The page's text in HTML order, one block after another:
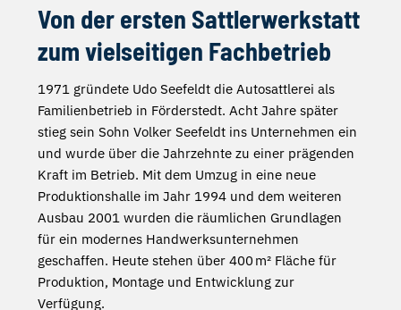
Von der ersten Sattlerwerkstatt
zum vielseitigen Fachbetrieb
1971 gründete Udo Seefeldt die Autosattlerei als
Familienbetrieb in Förderstedt. Acht Jahre später
stieg sein Sohn Volker Seefeldt ins Unternehmen ein
und wurde über die Jahrzehnte zu einer prägenden
Kraft im Betrieb. Mit dem Umzug in eine neue
Produktionshalle im Jahr 1994 und dem weiteren
Ausbau 2001 wurden die räumlichen Grundlagen
für ein modernes Handwerksunternehmen
geschaffen. Heute stehen über 400 m² Fläche für
Produktion, Montage und Entwicklung zur
Verfügung.